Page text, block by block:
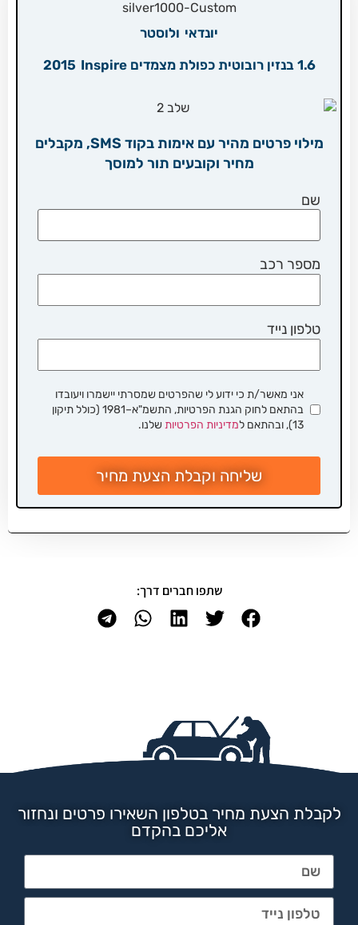
יונדאי ולוסטר
1.6 בנזין רובוטית כפולת מצמדים Inspire
2015
מילוי פרטים מהיר עם אימות בקוד SMS, מקבלים
מחיר וקובעים תור למוסך
שם
מספר רכב
טלפון נייד
אני מאשר/ת כי ידוע לי שהפרטים שמסרתי יישמרו ויעובדו
בהתאם לחוק הגנת הפרטיות, התשמ"א–1981 (כולל תיקון
13), ובהתאם ל
מדיניות הפרטיות שלנו.
שליחה וקבלת הצעת מחיר
שתפו חברים דרך:
לקבלת הצעת מחיר בטלפון השאירו פרטים ונחזור
אליכם בהקדם